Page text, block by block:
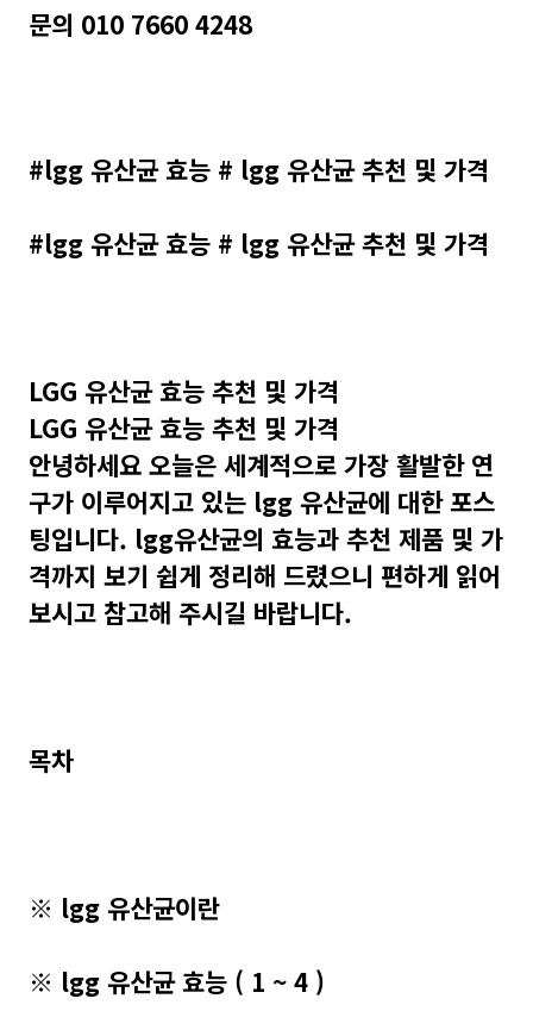
문의 010 7660 4248
#lgg 유산균 효능 # lgg 유산균 추천 및 가격
#lgg 유산균 효능 # lgg 유산균 추천 및 가격
LGG 유산균 효능 추천 및 가격
LGG 유산균 효능 추천 및 가격
안녕하세요 오늘은 세계적으로 가장 활발한 연
구가 이루어지고 있는 lgg 유산균에 대한 포스
팅입니다. lgg유산균의 효능과 추천 제품 및 가
격까지 보기 쉽게 정리해 드렸으니 편하게 읽어
보시고 참고해 주시길 바랍니다.
목차
※ lgg 유산균이란
※ lgg 유산균 효능 ( 1 ~ 4 )